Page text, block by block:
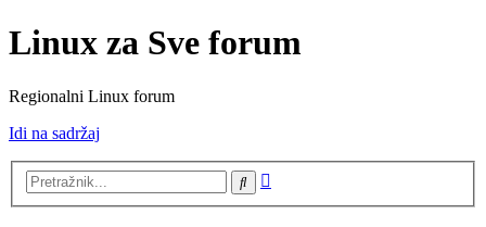
Linux za Sve forum
Regionalni Linux forum
Idi na sadržaj
Pretražnik